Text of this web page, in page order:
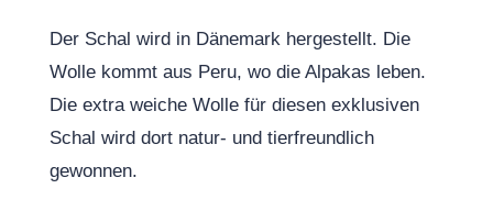
Der Schal wird in Dänemark hergestellt. Die
Wolle kommt aus Peru, wo die Alpakas leben.
Die extra weiche Wolle für diesen exklusiven
Schal wird dort natur- und tierfreundlich
gewonnen.